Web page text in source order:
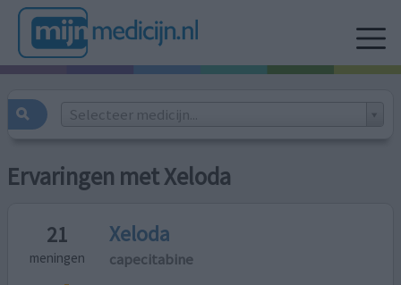
Selecteer medicijn...
Ervaringen met Xeloda
21
meningen
Xeloda
capecitabine